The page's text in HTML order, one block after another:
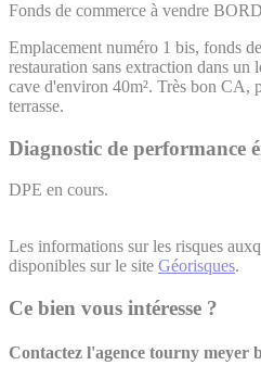
Fonds de commerce à vendre
Emplacement numéro 1 bis, fonds
restauration sans extraction dans un
cave d'environ 40m². Très bon CA,
terrasse.
Diagnostic de performance
DPE en cours.
Les informations sur les risques
disponibles sur le site Géorisques.
Ce bien vous intéresse ?
Contactez l'agence tourny meyer